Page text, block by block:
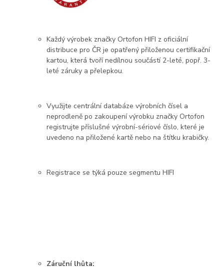
Každý výrobek značky Ortofon HIFI z oficiální
distribuce pro ČR je opatřený přiloženou certifikační
kartou, která tvoří nedílnou součástí 2-leté, popř. 3-
leté záruky a přelepkou.
Využijte centrální databáze výrobních čísel a
neprodleně po zakoupení výrobku značky Ortofon
registrujte příslušné výrobní-sériové číslo, které je
uvedeno na přiložené kartě nebo na štítku krabičky.
Registrace se týká pouze segmentu HIFI
Záruční lhůta: